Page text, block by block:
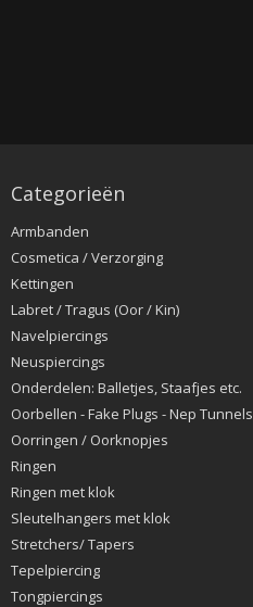
Categorieën
Armbanden
Cosmetica / Verzorging
Kettingen
Labret / Tragus (Oor / Kin)
Navelpiercings
Neuspiercings
Onderdelen: Balletjes, Staafjes etc.
Oorbellen - Fake Plugs - Nep Tunnels
Oorringen / Oorknopjes
Ringen
Ringen met klok
Sleutelhangers met klok
Stretchers/ Tapers
Tepelpiercing
Tongpiercings